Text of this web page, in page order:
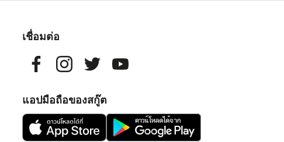
เชื่อมต่อ
แอปมือถือของสกู๊ต